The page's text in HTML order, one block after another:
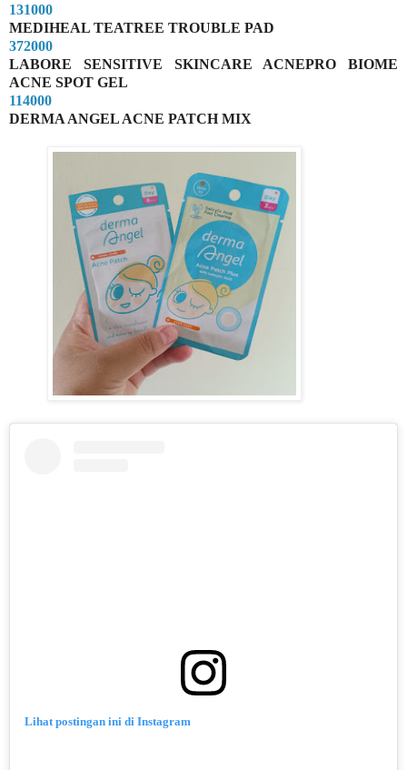
131000
MEDIHEAL TEATREE TROUBLE PAD
372000
LABORE SENSITIVE SKINCARE ACNEPRO BIOME
ACNE SPOT GEL
114000
DERMA ANGEL ACNE PATCH MIX
Lihat postingan ini di Instagram